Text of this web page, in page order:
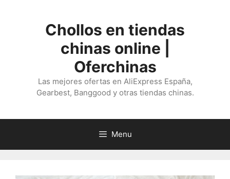
Chollos en tiendas
chinas online |
Oferchinas
Las mejores ofertas en AliExpress España,
Gearbest, Banggood y otras tiendas chinas.
Menu